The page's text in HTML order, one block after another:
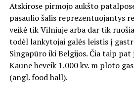
Atskirose pirmojo aukšto
pasaulio šalis reprezentuojantys
veikė tik Vilniuje arba dar tik
todėl lankytojai galės leistis į
Singapūro iki Belgijos. Čia taip
Kaune beveik 1.000 kv. m ploto
(angl. food hall).